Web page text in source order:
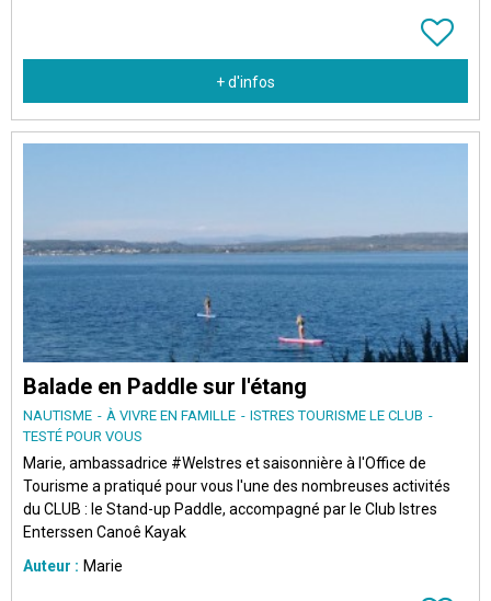
+ d'infos
Balade en Paddle sur l'étang
NAUTISME À VIVRE EN FAMILLE
ISTRES TOURISME LE CLUB
TESTÉ POUR VOUS
Marie, ambassadrice #WeIstres et saisonnière à l'Office de
Tourisme a pratiqué pour vous l'une des nombreuses activités
du CLUB : le Stand-up Paddle, accompagné par le Club Istres
Enterssen Canoê Kayak
Auteur : Marie